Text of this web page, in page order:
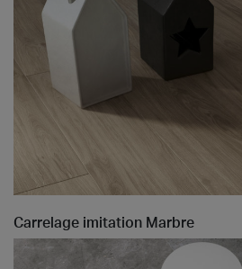
Carrelage imitation Marbre